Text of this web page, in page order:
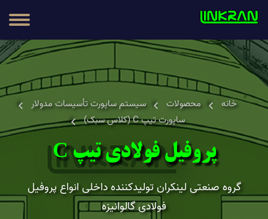
خانه محصولات
سیستم ساپورت تأسیسات مدولار
ساپورت تیپ C (کلاس سبک)
پروفیل فولادی تیپ C
گروه صنعتی لینکران تولیدکننده داخلی انواع پروفیل
فولادی گالوانیزه
مطالب